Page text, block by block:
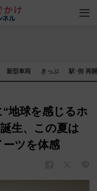
新型車両 きっぷ 駅･街 再
地球を感じるホ
生、この夏は
ーツを体感